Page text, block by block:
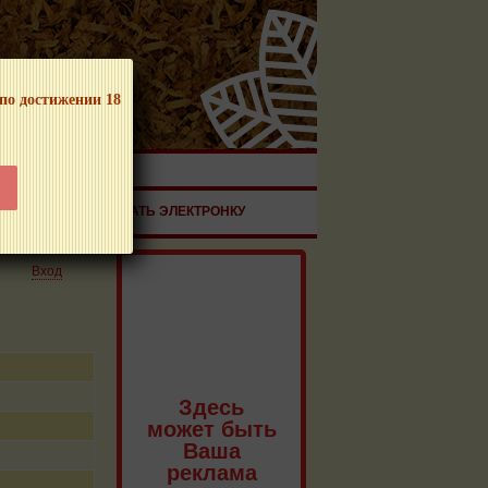
достижении 18
ПРОДУКЦИИ!
ЗАКАЗАТЬ ЭЛЕКТРОНКУ
Вход
Здесь
может быть
Ваша
реклама